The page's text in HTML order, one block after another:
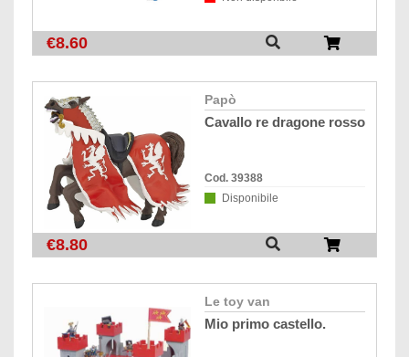
€8.60
papò
cavallo re dragone rosso
Cod. 39388
Disponibile
€8.80
le toy van
mio primo castello.